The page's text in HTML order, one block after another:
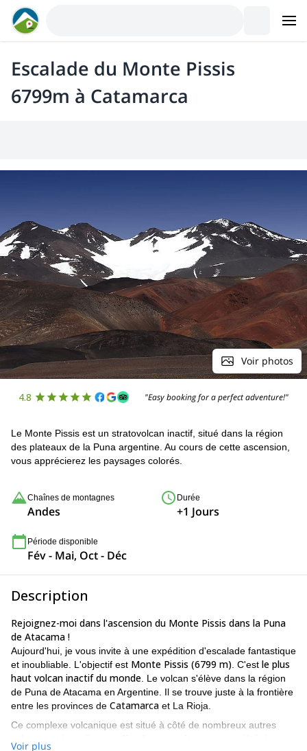
Escalade du Monte Pissis
6799m à Catamarca
Voir photos
4.8 "Easy booking for a perfect adventure!"
Le Monte Pissis est un stratovolcan inactif, situé dans la région
des plateaux de la Puna argentine. Au cours de cette ascension,
vous apprécierez les paysages colorés.
Chaînes de montagnes
Andes
Durée
+1 Jours
Période disponible
Fév - Mai, Oct - Déc
Description
Rejoignez-moi dans l'ascension du Monte Pissis dans la Puna
de Atacama !
Aujourd'hui, je vous invite à une expédition d'escalade fantastique
et inoubliable. L'objectif est Monte Pissis (6799 m) . C'est le plus
haut volcan inactif du monde . Le volcan s'élève dans la région
de Puna de Atacama en Argentine. Il se trouve juste à la frontière
entre les provinces de Catamarca et La Rioja.
Ce complexe volcanique est situé à côté de nombreux autres
Voir plus